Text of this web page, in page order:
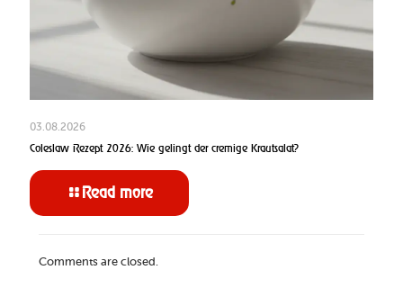
03.08.2026
Coleslaw Rezept 2026: Wie gelingt der cremige Krautsalat?
Read more
Comments are closed.